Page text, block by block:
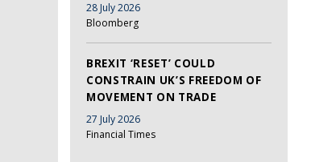
28 July 2026
Bloomberg
BREXIT ‘RESET’ COULD
CONSTRAIN UK’S FREEDOM OF
MOVEMENT ON TRADE
27 July 2026
Financial Times